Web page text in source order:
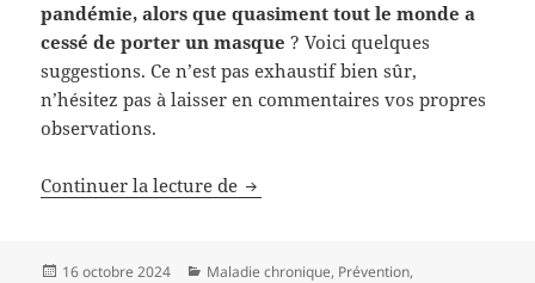
pandémie, alors que quasiment tout le monde a
cessé de porter un masque ? Voici quelques
suggestions. Ce n’est pas exhaustif bien sûr,
n’hésitez pas à laisser en commentaires vos propres
observations.
Continuer la lecture de Autodéfense sanitaire en temps
Publié
16 octobre 2024 Catégories
Maladie chronique, Prévention,